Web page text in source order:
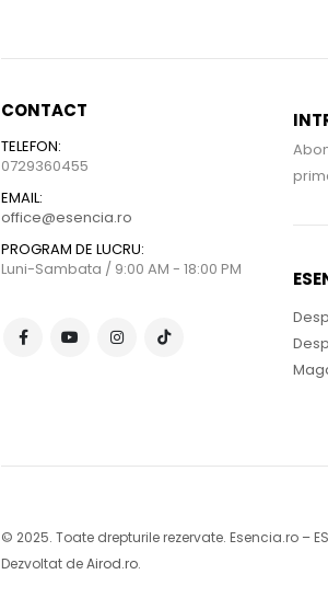
CONTACT
TELEFON:
0729360455
EMAIL:
office@esencia.ro
PROGRAM DE LUCRU:
Luni-Sambata / 9:00 AM - 18:00 PM
© 2025. Toate drepturile rezervate. Esencia.ro –
Dezvoltat deAirod.ro.